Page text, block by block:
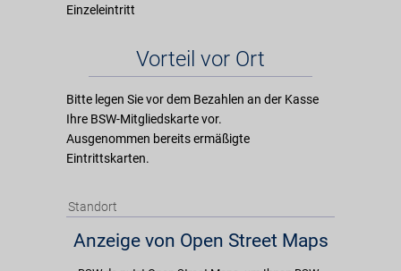
Einzeleintritt
Vorteil vor Ort
Bitte legen Sie vor dem Bezahlen an der Kasse
Ihre BSW-Mitgliedskarte vor.
Ausgenommen bereits ermäßigte
Eintrittskarten.
Standort
Anzeige von Open Street Maps